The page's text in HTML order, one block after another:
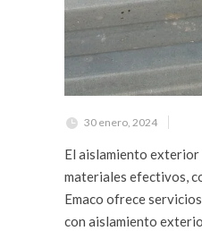
30 enero, 2024
El aislamiento exterior
materiales efectivos,
Emaco ofrece
con aislamiento